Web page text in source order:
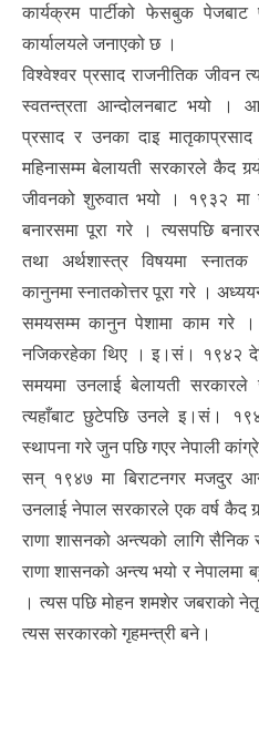
कार्यक्रम पार्टीको फेसबुक पेजबाट
कार्यालयले जनाएको छ ।
विश्वेश्वर प्रसाद राजनीतिक जीवन
स्वतन्त्रता आन्दोलनबाट भयो ।
प्रसाद र उनका दाइ
महिनासम्म बेलायती सरकारले कैद
जीवनको शुरुवात भयो । १९३२ मा
बनारसमा पूरा गरे । त्यसपछि बनारस
तथा अर्थशास्त्र विषयमा स्नातक
कानुनमा स्नातकोत्तर पूरा गरे ।
समयसम्म कानुन पेशामा काम गरे ।
नजिकरहेका थिए । इ।सं। १९४२
समयमा उनलाई बेलायती सरकारले
त्यहाँबाट छुटेपछि उनले इ।सं।
स्थापना गरे जुन पछि गएर नेपाली
सन् १९४७ मा बिराटनगर मजदुर
उनलाई नेपाल सरकारले एक वर्ष कैद
राणा शासनको अन्त्यको लागि
राणा शासनको अन्त्य भयो र नेपालमा
। त्यस पछि मोहन शमशेर जबराको
त्यस सरकारको गृहमन्त्री बने।